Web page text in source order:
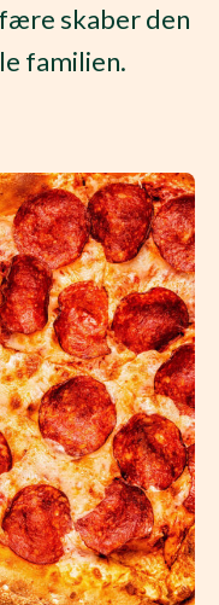
skaber den
familien.